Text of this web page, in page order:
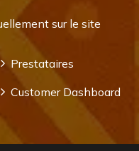
sur le site
Prestataires
Customer Dashboard